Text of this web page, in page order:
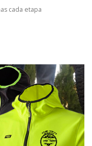
cada etapa